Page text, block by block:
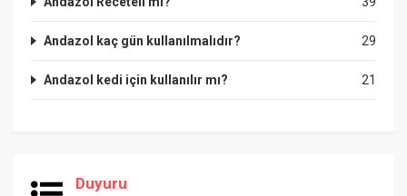
29
Andazol kaç gün kullanılmalıdır?
21
Andazol kedi için kullanılır mı?
Duyuru